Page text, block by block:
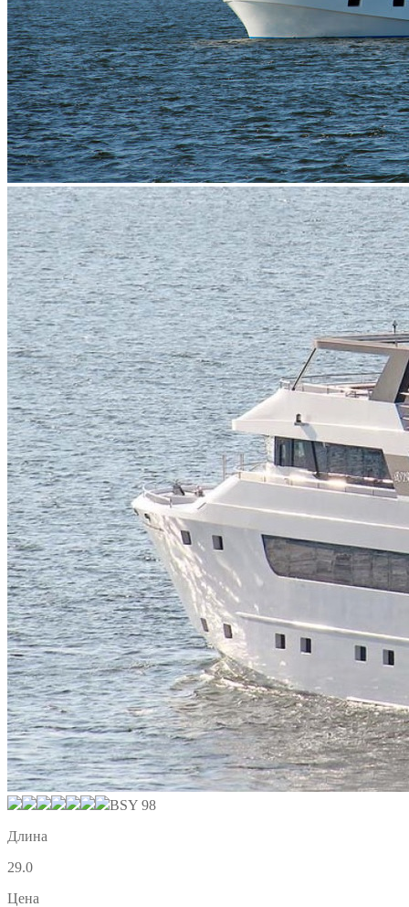
BSY 98
Длина
29.0
Цена